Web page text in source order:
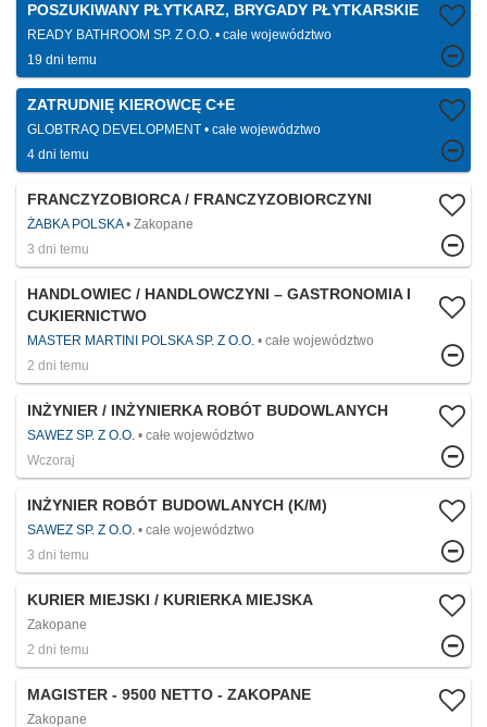
POSZUKIWANY PŁYTKARZ, BRYGADY PŁYTKARSKIE
READY BATHROOM SP. Z O.O.
całe województwo
19 dni temu
ZATRUDNIĘ KIEROWCĘ C+E
GLOBTRAQ DEVELOPMENT
całe województwo
4 dni temu
FRANCZYZOBIORCA / FRANCZYZOBIORCZYNI
ŻABKA POLSKA
Zakopane
3 dni temu
HANDLOWIEC / HANDLOWCZYNI – GASTRONOMIA I
CUKIERNICTWO
MASTER MARTINI POLSKA SP. Z O.O.
całe województwo
2 dni temu
INŻYNIER / INŻYNIERKA ROBÓT BUDOWLANYCH
SAWEZ SP. Z O.O.
całe województwo
Wczoraj
INŻYNIER ROBÓT BUDOWLANYCH (K/M)
SAWEZ SP. Z O.O.
całe województwo
3 dni temu
KURIER MIEJSKI / KURIERKA MIEJSKA
Zakopane
2 dni temu
MAGISTER - 9500 NETTO - ZAKOPANE
Zakopane